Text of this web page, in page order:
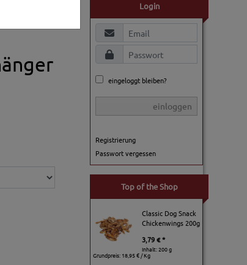
Login
eingeloggt bleiben?
einloggen
Registrierung
Passwort vergessen
Top of the Shop
Classic Dog Snack
Chickenwings 200g
3,79 € *
Inhalt: 200 g
Grundpreis: 18,95 € / Kg